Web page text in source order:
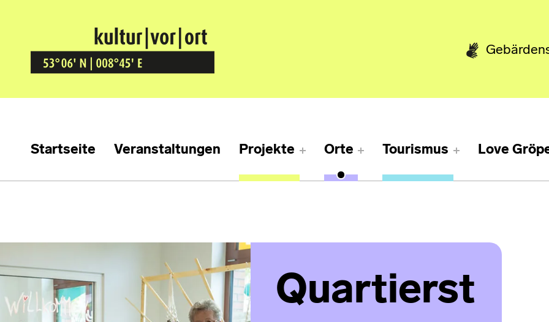
Kultur Vor Ort
BREMEN GRÖPELINGEN
Startseite Veranstaltungen Projekte Orte Tourismus Love
Quartierst